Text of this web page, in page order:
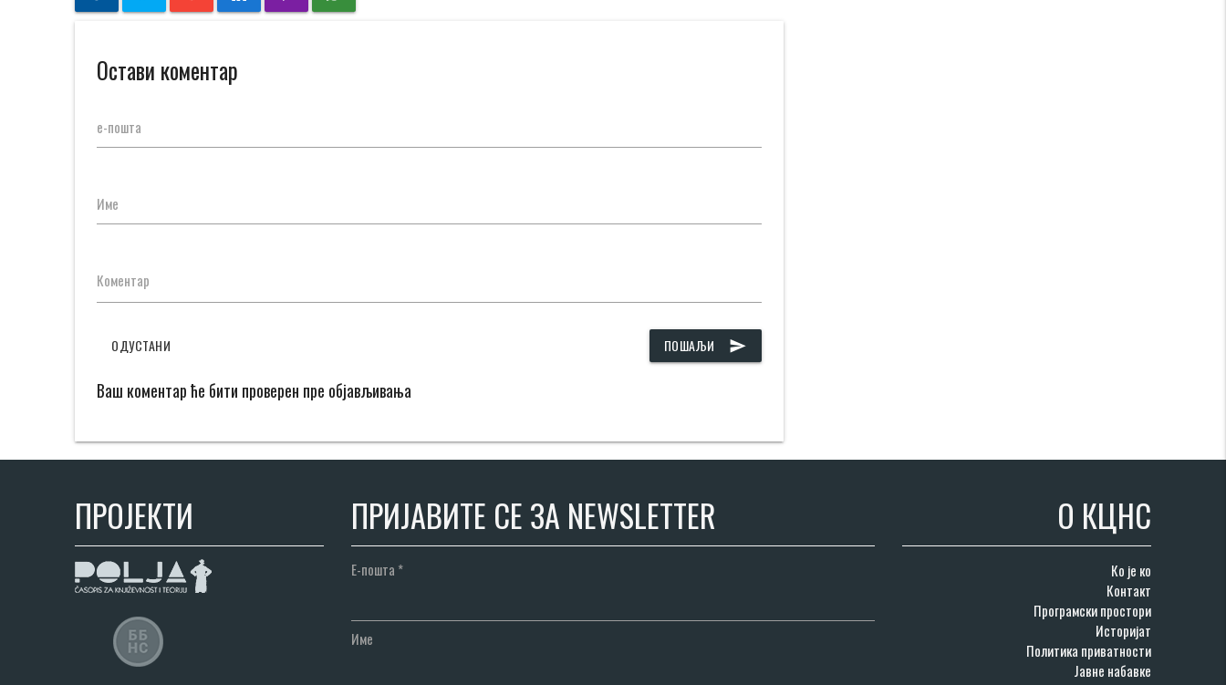
Остави коментар
е-пошта
Име
Коментар
ПОШАЉИ send
ОДУСТАНИ
Ваш коментар ће бити проверен пре објављивања
ПРОЈЕКТИ ПРИЈАВИТЕ СЕ ЗА NEWSLETTER
Е-пошта *
Име
О КЦНС
Ко је ко
Контакт
Програмски простори
Историјат
Политика приватности
Јавне набавке